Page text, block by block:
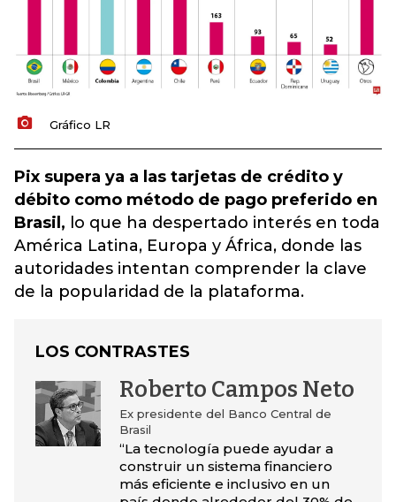
Gráfico LR
Pix supera ya a las tarjetas de crédito y
débito como método de pago preferido en
Brasil, lo que ha despertado interés en toda
América Latina, Europa y África, donde las
autoridades intentan comprender la clave
de la popularidad de la plataforma.
LOS CONTRASTES
Roberto Campos Neto
Ex presidente del Banco Central de
Brasil
“La tecnología puede ayudar a
construir un sistema financiero
más eficiente e inclusivo en un